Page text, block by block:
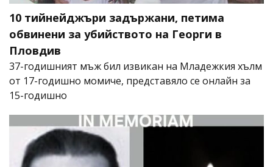
10 тийнейджъри задържани, петима
обвинени за убийството на Георги в
Пловдив
37-годишният мъж бил извикан на Младежкия хълм
от 17-годишно момиче, представяло се онлайн за
15-годишно